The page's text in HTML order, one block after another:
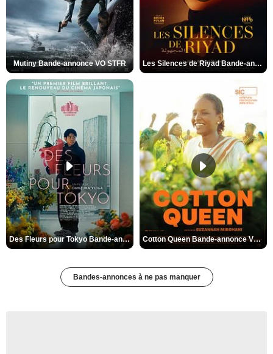
Mutiny Bande-annonce VO STFR Les Silences de Riyad Bande-annonce VO STFR
Des Fleurs pour Tokyo Bande-annonce VO STFR Cotton Queen Bande-annonce VO STFR
Bandes-annonces à ne pas manquer